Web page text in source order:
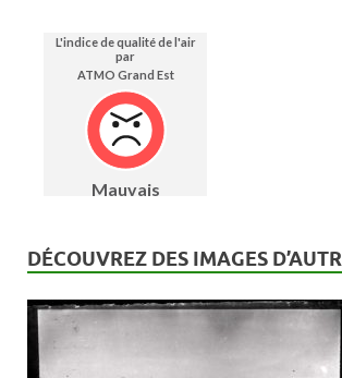
DÉCOUVREZ DES IMAGES